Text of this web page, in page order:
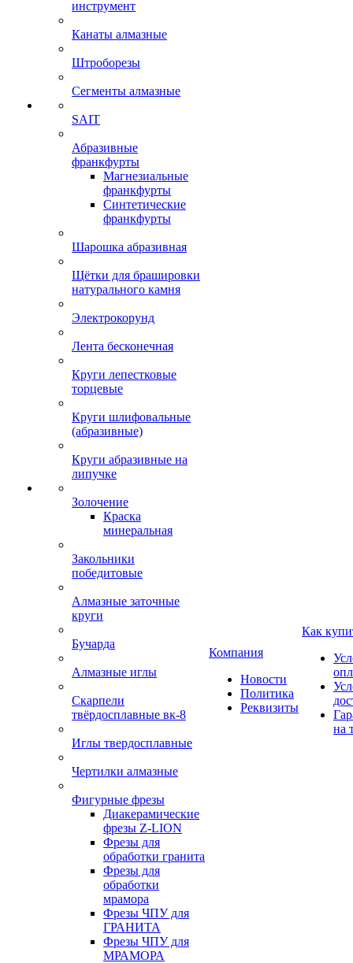
инструмент
Канаты алмазные
Штроборезы
Сегменты алмазные
SAIT
Абразивные
франкфурты
Магнезиальные
франкфурты
Синтетические
франкфурты
Шарошка абразивная
Щётки для брашировки
натурального камня
Электрокорунд
Лента бесконечная
Круги лепестковые
торцевые
Круги шлифовальные
(абразивные)
Круги абразивные на
липучке
Золочение
Краска
минеральная
Закольники
победитовые
Алмазные заточные
круги
Бучарда
Алмазные иглы
Скарпели
твёрдосплавные вк-8
Иглы твердосплавные
Чертилки алмазные
Фигурные фрезы
Диакерамические
фрезы Z-LION
Фрезы для
обработки гранита
Фрезы для
обработки
мрамора
Фрезы ЧПУ для
ГРАНИТА
Фрезы ЧПУ для
МРАМОРА
Компания
Новости
Политика
Реквизиты
Как
на